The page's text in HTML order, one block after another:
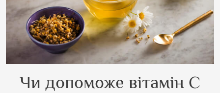
Чи допоможе вітамін С